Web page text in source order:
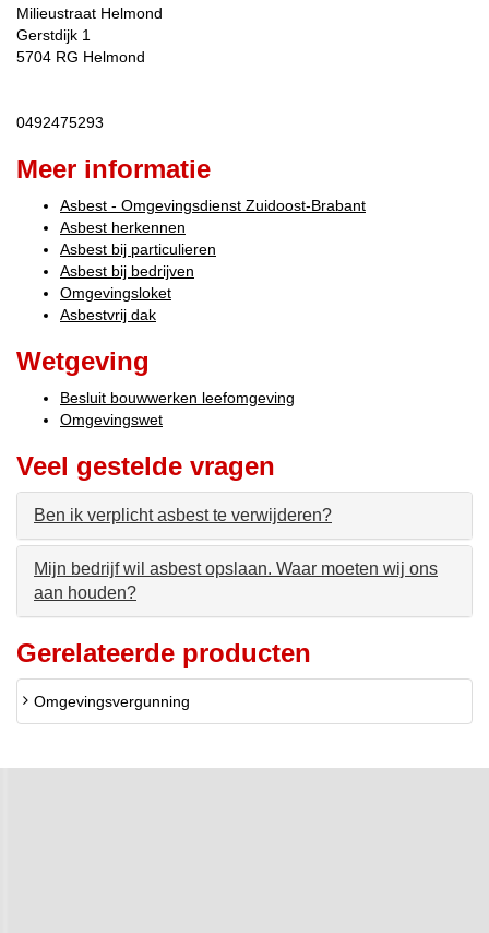
Milieustraat Helmond
Gerstdijk 1
5704 RG Helmond
0492475293
Meer informatie
Asbest - Omgevingsdienst Zuidoost-Brabant
Asbest herkennen
Asbest bij particulieren
Asbest bij bedrijven
Omgevingsloket
Asbestvrij dak
Wetgeving
Besluit bouwwerken leefomgeving
Omgevingswet
Veel gestelde vragen
Ben ik verplicht asbest te verwijderen?
Mijn bedrijf wil asbest opslaan. Waar moeten wij ons
aan houden?
Gerelateerde producten
Omgevingsvergunning